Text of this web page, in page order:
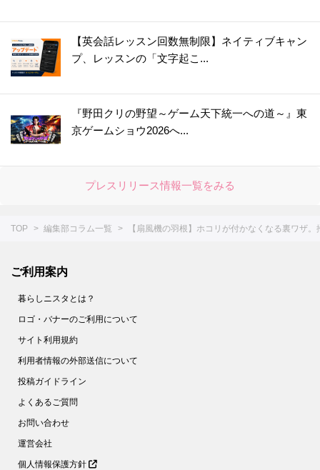
【英会話レッスン回数無制限】ネイティブキャン
プ、レッスンの「文字起こ...
『野田クリの野望～ゲーム天下統一への道～』東
京ゲームショウ2026へ...
プレスリリース情報一覧をみる
TOP 編集部コラム一覧 【扇風機の羽根】ホコリが付かなくなる裏ワザ
ご利用案内
暮らしニスタとは？
ロゴ・バナーのご利用について
サイト利用規約
利用者情報の外部送信について
投稿ガイドライン
よくあるご質問
お問い合わせ
運営会社
個人情報保護方針